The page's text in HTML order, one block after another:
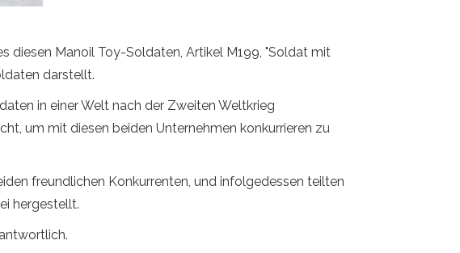
diesen Manoil Toy-Soldaten, Artikel M199, "Soldat mit
darstellt.
in einer Welt nach der Zweiten Weltkrieg
um mit diesen beiden Unternehmen konkurrieren zu
freundlichen Konkurrenten, und infolgedessen teilten
hergestellt.